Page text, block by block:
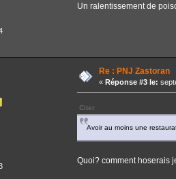
Un ralentissement de
Re : PNJ Zastoran
« Réponse #3 le:
Citer
Avoir au moins une
Quoi? comment hoserais